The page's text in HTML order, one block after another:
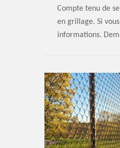
Compte tenu de
en grillage. Si
informations.